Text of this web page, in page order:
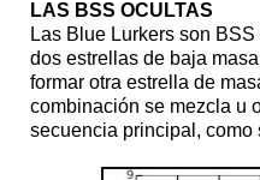
LAS BSS OCULTAS
Las Blue Lurkers son
dos estrellas de baja
formar otra estrella de
combinación se mezcla u
secuencia principal, como